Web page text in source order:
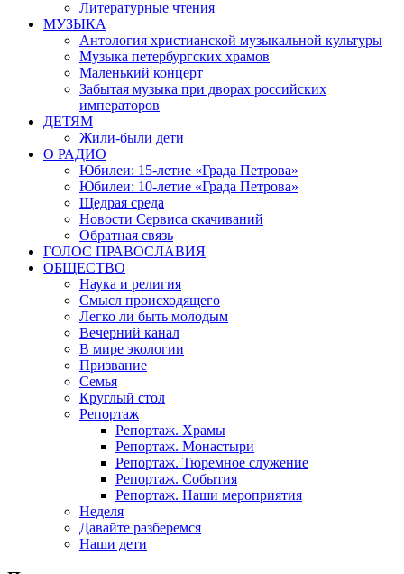
Литературные чтения
МУЗЫКА
Антология христианской музыкальной культуры
Музыка петербургских храмов
Маленький концерт
Забытая музыка при дворах российских
императоров
ДЕТЯМ
Жили-были дети
О РАДИО
Юбилеи: 15-летие «Града Петрова»
Юбилеи: 10-летие «Града Петрова»
Щедрая среда
Новости Сервиса скачиваний
Обратная связь
ГОЛОС ПРАВОСЛАВИЯ
ОБЩЕСТВО
Наука и религия
Смысл происходящего
Легко ли быть молодым
Вечерний канал
В мире экологии
Призвание
Семья
Круглый стол
Репортаж
Репортаж. Храмы
Репортаж. Монастыри
Репортаж. Тюремное служение
Репортаж. События
Репортаж. Наши мероприятия
Неделя
Давайте разберемся
Наши дети